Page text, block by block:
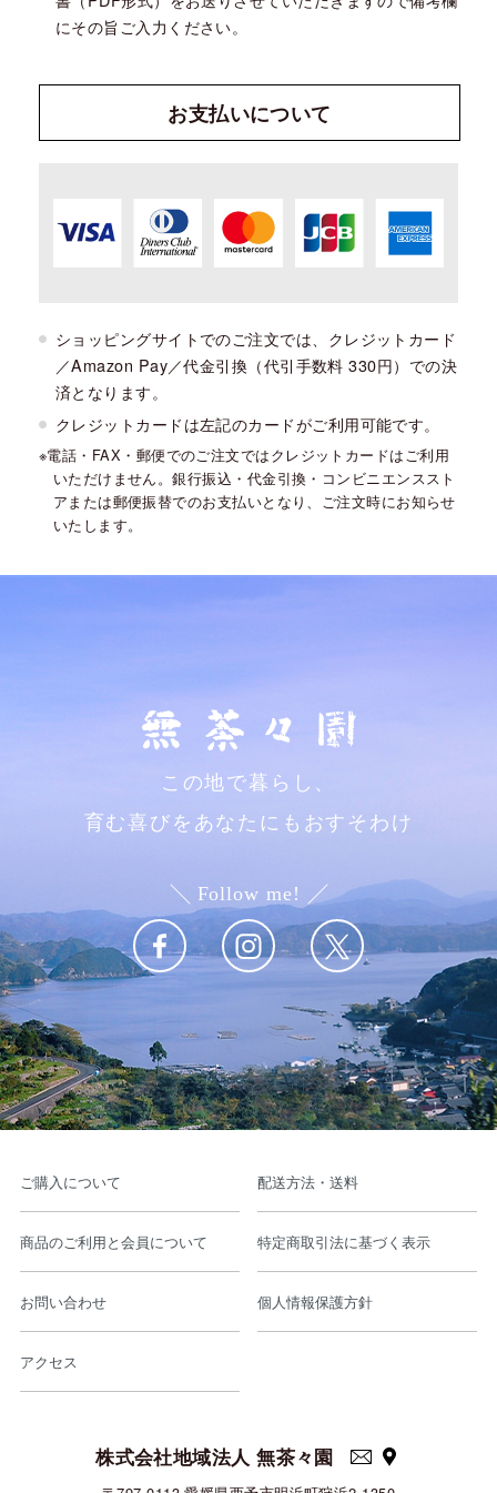
にその旨ご入力ください。
お支払いについて
ショッピングサイトでのご注文では、クレジットカード
／Amazon Pay／代金引換（代引手数料 330円）での決
済となります。
クレジットカードは左記のカードがご利用可能です。
電話・FAX・郵便でのご注文ではクレジットカードはご利用
いただけません。銀行振込・代金引換・コンビニエンススト
アまたは郵便振替でのお支払いとなり、ご注文時にお知らせ
いたします。
この地で暮らし、
育む喜びをあなたにもおすそわけ
Follow me!
ご購入について 配送方法・送料
商品のご利用と会員について 特定商取引法に基づく表示
お問い合わせ 個人情報保護方針
アクセス
株式会社地域法人 無茶々園